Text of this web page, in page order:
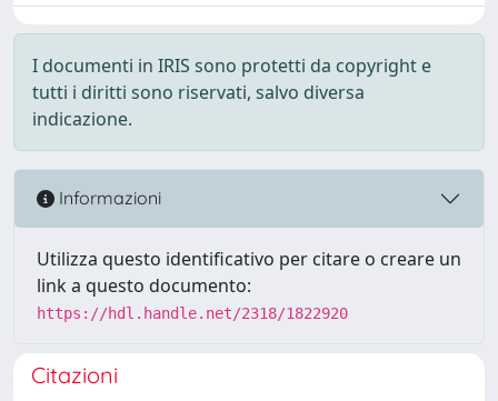
I documenti in IRIS sono protetti da copyright e
tutti i diritti sono riservati, salvo diversa
indicazione.
Informazioni
Utilizza questo identificativo per citare o creare un
link a questo documento:
https://hdl.handle.net/2318/1822920
Citazioni